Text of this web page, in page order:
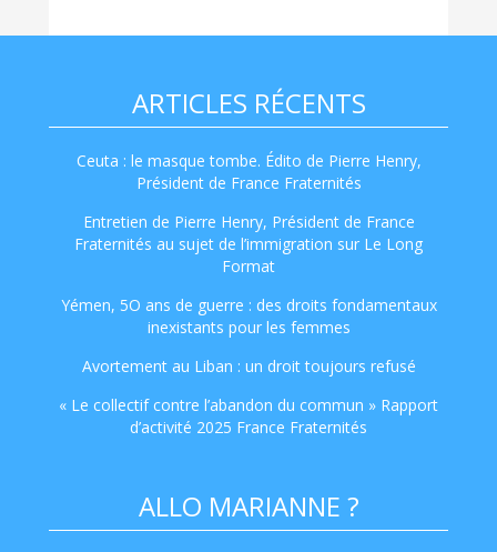
ARTICLES RÉCENTS
Ceuta : le masque tombe. Édito de Pierre Henry,
Président de France Fraternités
Entretien de Pierre Henry, Président de France
Fraternités au sujet de l’immigration sur Le Long
Format
Yémen, 5O ans de guerre : des droits fondamentaux
inexistants pour les femmes
Avortement au Liban : un droit toujours refusé
« Le collectif contre l’abandon du commun » Rapport
d’activité 2025 France Fraternités
ALLO MARIANNE ?